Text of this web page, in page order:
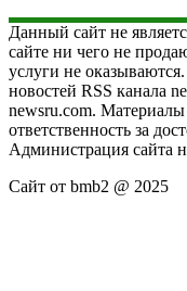
Данный сайт не
сайте ни чего не
услуги не
новостей RSS канала
newsru.com.
ответственность за
Администрация сайта
Сайт от bmb2 @ 2025